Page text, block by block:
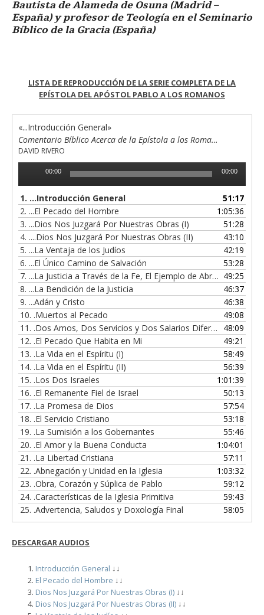
Bautista de Alameda de Osuna (Madrid –
España) y profesor de Teología en el Seminario
Bíblico de la Gracia (España)
LISTA DE REPRODUCCIÓN DE LA SERIE COMPLETA DE LA
EPÍSTOLA DEL APÓSTOL PABLO A LOS ROMANOS
«...Introducción General»
Comentario Bíblico Acerca de la Epístola a los Romanos
DAVID RIVERO
Reproductor
00:00 00:00
1. ...Introducción General
51:17
2. ...El Pecado del Hombre
1:05:36
3. ...Dios Nos Juzgará Por Nuestras Obras (I)
51:28
4. ....Dios Nos Juzgará Por Nuestras Obras (II)
43:10
5. ...La Ventaja de los Judíos
42:19
6. ...El Único Camino de Salvación
53:28
7. ...La Justicia a Través de la Fe, El Ejemplo de Abraham
49:25
8. ...La Bendición de la Justicia
46:37
9. ...Adán y Cristo
46:38
10. .Muertos al Pecado
49:08
11. .Dos Amos, Dos Servicios y Dos Salarios Diferentes
48:09
12. .El Pecado Que Habita en Mi
49:21
13. .La Vida en el Espíritu (I)
58:49
14. .La Vida en el Espíritu (II)
56:39
15. .Los Dos Israeles
1:01:39
16. .El Remanente Fiel de Israel
50:13
17. .La Promesa de Dios
57:54
18. .El Servicio Cristiano
53:18
19. .La Sumisión a los Gobernantes
55:46
20. .El Amor y la Buena Conducta
1:04:01
21. .La Libertad Cristiana
57:11
22. .Abnegación y Unidad en la Iglesia
1:03:32
23. .Obra, Corazón y Súplica de Pablo
59:12
24. .Características de la Iglesia Primitiva
59:43
25. .Advertencia, Saludos y Doxología Final 58:05
DESCARGARAUDIOS
Introducción General ↓↓
El Pecado del Hombre ↓↓
Dios Nos Juzgará Por Nuestras Obras (I) ↓↓
Dios Nos Juzgará Por Nuestras Obras (II) ↓↓